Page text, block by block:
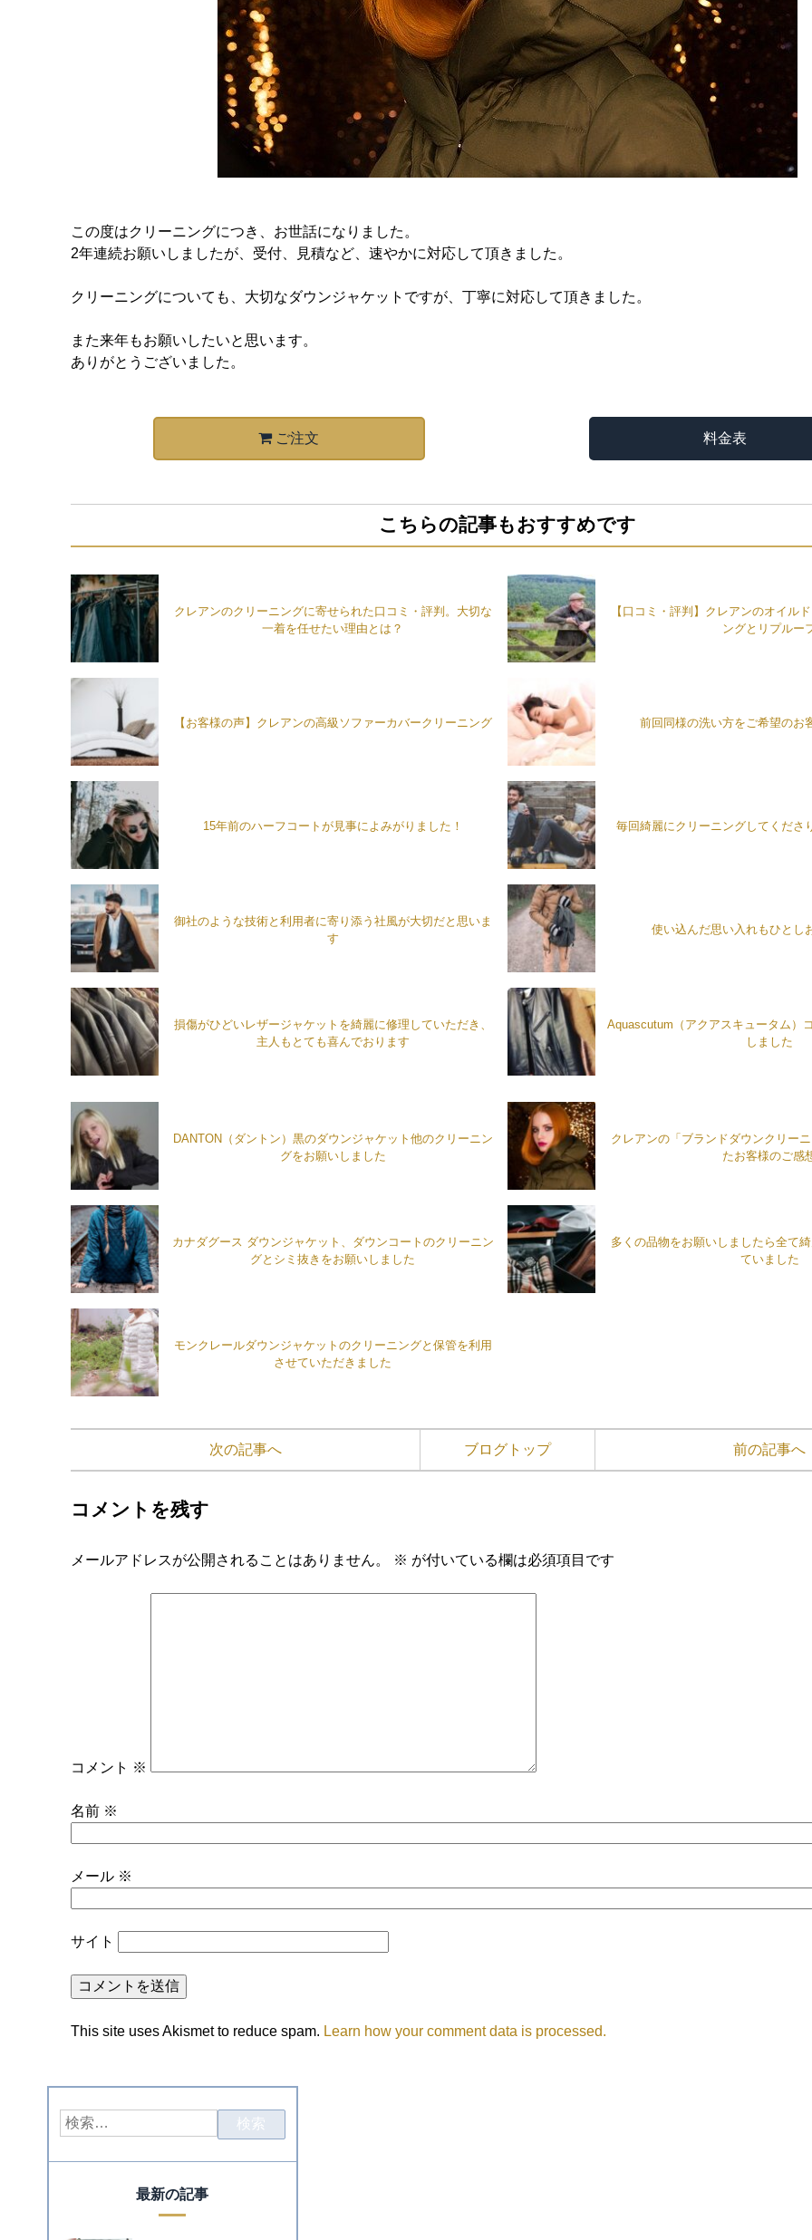
この度はクリーニングにつき、お世話になりました。
2年連続お願いしましたが、受付、見積など、速やかに対応して頂きました。
クリーニングについても、大切なダウンジャケットですが、丁寧に対応して頂きました。
また来年もお願いしたいと思います。
ありがとうございました。
ご注文 料金表
こちらの記事もおすすめです
クレアンのクリーニングに寄せられた口コミ・評判。大切な
一着を任せたい理由とは？
【口コミ・評判】クレアンのオイル
ングとリプルー
【お客様の声】クレアンの高級ソファーカバークリーニング 前回同様の洗い方をご希望のお
15年前のハーフコートが見事によみがりました！ 毎回綺麗にクリーニングしてくださ
御社のような技術と利用者に寄り添う社風が大切だと思いま
す
使い込んだ思い入れもひとし
損傷がひどいレザージャケットを綺麗に修理していただき、
主人もとても喜んでおります
Aquascutum（アクアスキュータム）
しました
DANTON（ダントン）黒のダウンジャケット他のクリーニン
グをお願いしました
クレアンの「ブランドダウンクリー
たお客様のご感
カナダグース ダウンジャケット、ダウンコートのクリーニン
グとシミ抜きをお願いしました
多くの品物をお願いしましたら全て
ていました
モンクレールダウンジャケットのクリーニングと保管を利用
させていただきました
次の記事へ ブログトップ 前の記事へ
コメントを残す
メールアドレスが公開されることはありません。 ※ が付いている欄は必須項目です
コメント ※
名前 ※
メール ※
サイト
This site uses Akismet to reduce spam. Learn how your comment data is processed.
最新の記事